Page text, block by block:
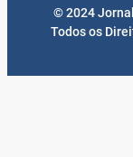
Todos os